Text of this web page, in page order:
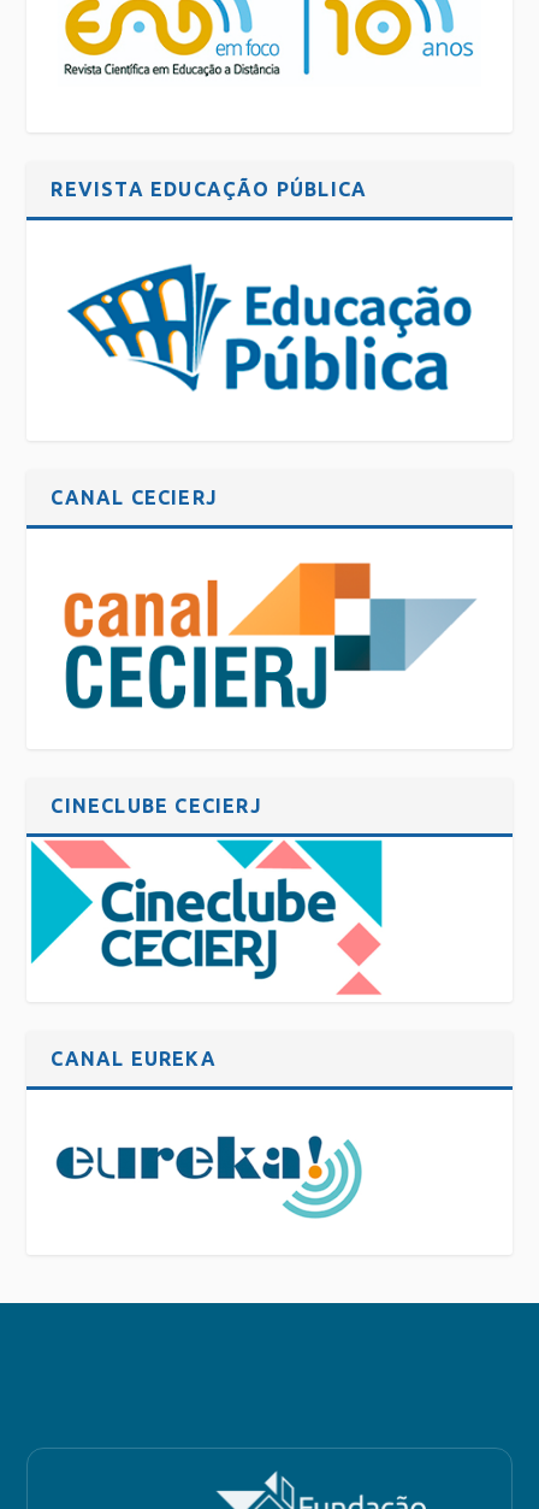
REVISTA EDUCAÇÃO PÚBLICA
CANAL CECIERJ
CINECLUBE CECIERJ
CANAL EUREKA